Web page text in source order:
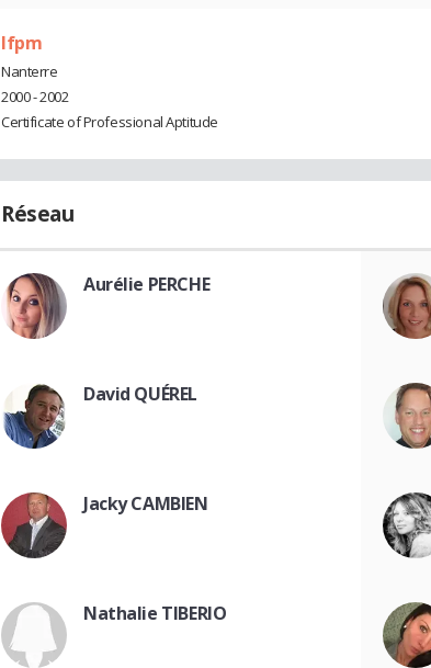
Ifpm
Nanterre
2000 - 2002
Certificate of Professional Aptitude
Réseau
Aurélie PERCHE
David QUÉREL
Jacky CAMBIEN
Nathalie TIBERIO